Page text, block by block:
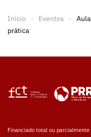
Início Eventos
prática
Financiado total ou parcialmente